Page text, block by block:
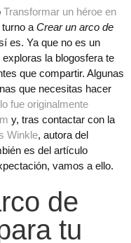
Transformar un héroe en
turno aCrear un arco de
es. Ya que no es un
la blogosfera te
que compartir. Algunas
que necesitas hacer
fue originalmente
y, tras contactar con la
Winkle, autora del
es del artículo
vamos a ello.
de
tu